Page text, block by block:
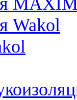
Wakol